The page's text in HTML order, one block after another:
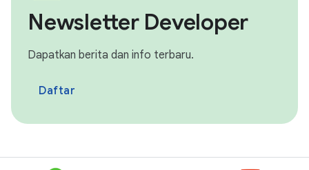
Newsletter Developer
Dapatkan berita dan info terbaru.
Daftar